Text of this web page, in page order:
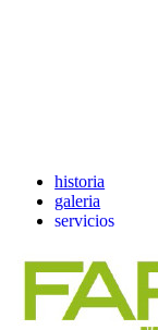
historia
galeria
servicios
consejos
el tiempo
direcciones
contacto